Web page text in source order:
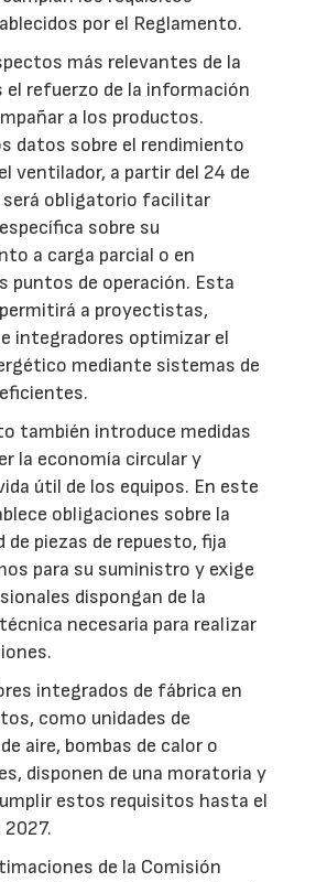
por el Reglamento.
más relevantes de la
el refuerzo de la información
a los productos.
datos sobre el rendimiento
ventilador, a partir del 24 de
será obligatorio facilitar
sobre su
a carga parcial o en
puntos de operación. Esta
a proyectistas,
integradores optimizar el
mediante sistemas de
también introduce medidas
la economía circular y
útil de los equipos. En este
obligaciones sobre la
de piezas de repuesto, fija
para su suministro y exige
dispongan de la
necesaria para realizar
integrados de fábrica en
como unidades de
aire, bombas de calor o
disponen de una moratoria y
estos requisitos hasta el
2027.
de la Comisión